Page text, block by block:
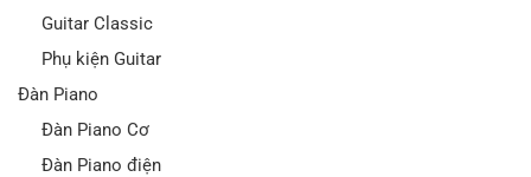
Guitar Classic
Phụ kiện Guitar
Đàn Piano
Đàn Piano Cơ
Đàn Piano điện